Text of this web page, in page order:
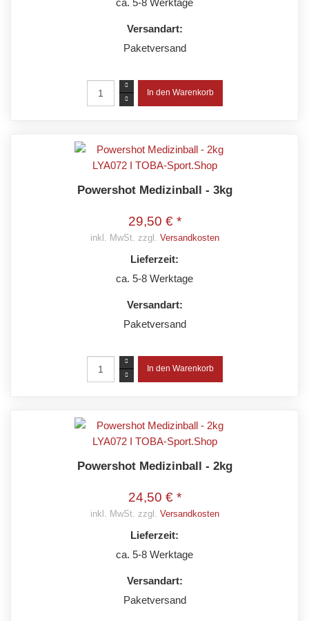
Versandart:
Paketversand
Powershot Medizinball - 3kg
29,50 € *
inkl. MwSt. zzgl. Versandkosten
Lieferzeit:
ca. 5-8 Werktage
Versandart:
Paketversand
Powershot Medizinball - 2kg
24,50 € *
inkl. MwSt. zzgl. Versandkosten
Lieferzeit:
ca. 5-8 Werktage
Versandart:
Paketversand